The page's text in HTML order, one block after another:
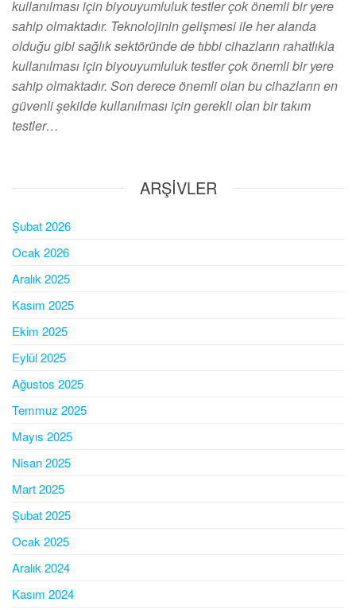
kullanılması için biyouyumluluk testler çok önemli bir yere
sahip olmaktadır. Teknolojinin gelişmesi ile her alanda
olduğu gibi sağlık sektöründe de tıbbi cihazların rahatlıkla
kullanılması için biyouyumluluk testler çok önemli bir yere
sahip olmaktadır. Son derece önemli olan bu cihazların en
güvenli şekilde kullanılması için gerekli olan bir takım
testler…
ARŞIVLER
Şubat 2026
Ocak 2026
Aralık 2025
Kasım 2025
Ekim 2025
Eylül 2025
Ağustos 2025
Temmuz 2025
Mayıs 2025
Nisan 2025
Mart 2025
Şubat 2025
Ocak 2025
Aralık 2024
Kasım 2024